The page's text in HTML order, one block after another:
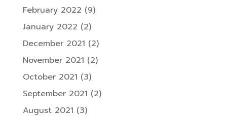
February 2022 (9)
January 2022 (2)
December 2021 (2)
November 2021 (2)
October 2021 (3)
September 2021 (2)
August 2021 (3)